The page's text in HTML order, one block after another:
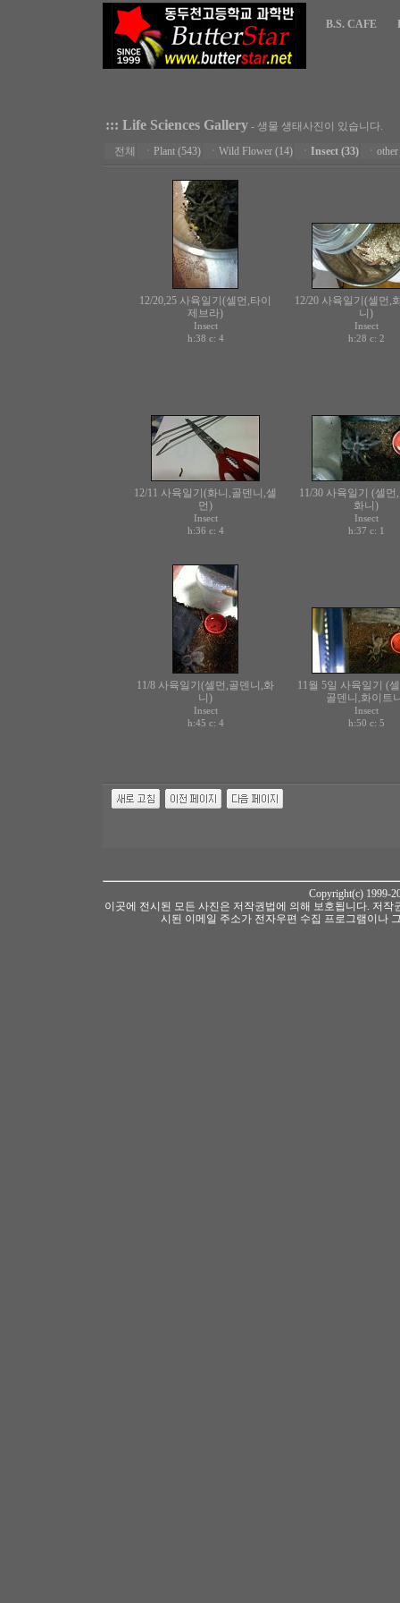
B.S. CAFE
::: Life Sciences Gallery - 생물 생태사진이 있습니다.
전체
ㆍ Plant (543) ㆍ Wild Flower (14) ㆍ Insect (33) ㆍ
12/20,25 사육일기(셀먼,타이
제브라)
Insect
h:38 c: 4
12/20 사육일기(셀먼,
니)
Insect
h:28 c: 2
12/11 사육일기(화니,골덴니,셀
먼)
Insect
h:36 c: 4
11/30 사육일기 (셀먼
화니)
Insect
h:37 c: 1
11/8 사육일기(셀먼,골덴니,화
니)
Insect
h:45 c: 4
11월 5일 사육일기 (
골덴니,화이트
Insect
h:50 c: 5
Copyright(c) 1999-
이곳에 전시된 모든 사진은 저작권법에 의해 보호됩니다. 저
시된 이메일 주소가 전자우편 수집 프로그램이나